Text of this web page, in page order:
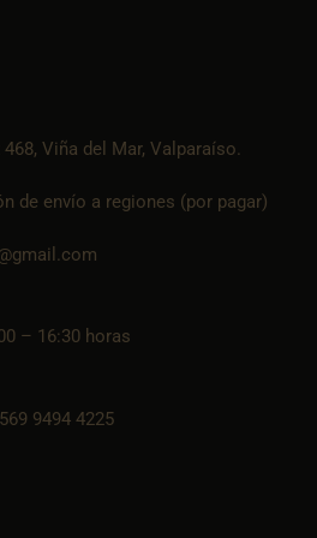
Viña del Mar, Valparaíso.
de envío a regiones (por pagar)
– 16:30 horas
9494 4225